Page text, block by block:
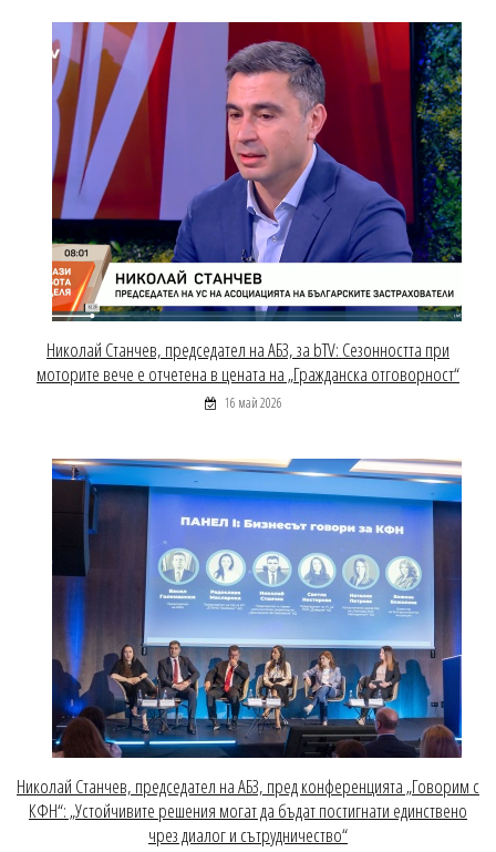
Николай Станчев, председател на АБЗ, за bTV: Сезонността при
моторите вече е отчетена в цената на „Гражданска отговорност“
16 май 2026
Николай Станчев, председател на АБЗ, пред конференцията „Говорим с
КФН“: „Устойчивите решения могат да бъдат постигнати единствено
чрез диалог и сътрудничество“